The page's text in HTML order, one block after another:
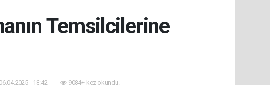
Temsilcilerine
- 18:42 9084+ kez okundu.